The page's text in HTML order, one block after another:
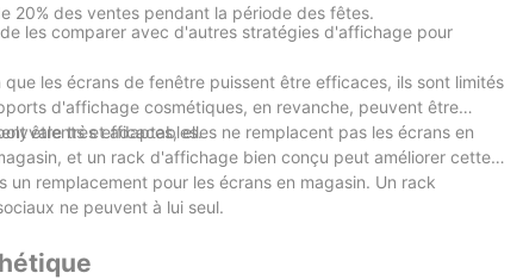
20% des ventes pendant la période des fêtes.
les comparer avec d'autres stratégies d'affichage pour
les écrans de fenêtre puissent être efficaces, ils sont limités
d'affichage cosmétiques, en revanche, peuvent être
et adaptables.
être très efficaces, elles ne remplacent pas les écrans en
et un rack d'affichage bien conçu peut améliorer cette
remplacement pour les écrans en magasin. Un rack
ne peuvent à lui seul.